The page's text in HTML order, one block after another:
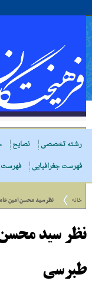
رشته تخصصی
نصایح
فهرست جغرافیایی
فهرست
خانه نظر سید محسن امین
نظر سید محسن
طبرسی